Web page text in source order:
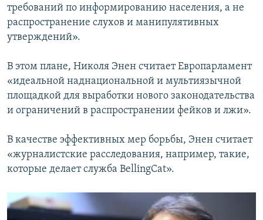
требований по информированию населения, а не
распространение слухов и манипулятивных
утверждений».
В этом плане, Николя Энен считает Европарламент
«идеальной наднациональной и мультиязычной
площадкой для выработки нового законодательства
и ограничений в распространении фейков и лжи».
В качестве эффективных мер борьбы, Энен считает
«журналистские расследования, например, такие,
которые делает служба BellingCat».